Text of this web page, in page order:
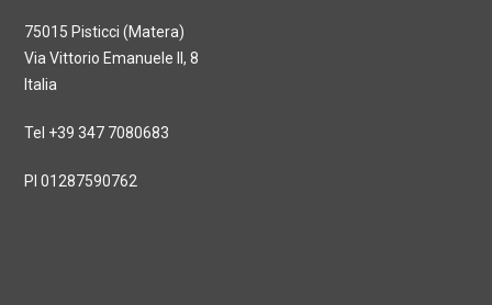
75015 Pisticci (Matera)
Via Vittorio Emanuele II, 8
Italia
Tel +39 347 7080683
PI 01287590762